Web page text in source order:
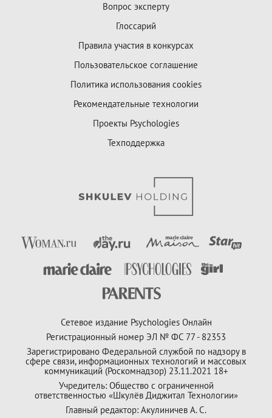
Вопрос эксперту
Глоссарий
Правила участия в конкурсах
Пользовательское соглашение
Политика использования cookies
Рекомендательные технологии
Проекты Psychologies
Техподдержка
Сетевое издание Psychologies Онлайн
Регистрационный номер ЭЛ № ФС 77 - 82353
Зарегистрировано Федеральной службой по надзору в
сфере связи, информационных технологий и массовых
коммуникаций (Роскомнадзор) 23.11.2021 18+
Учредитель: Общество с ограниченной
ответственностью «Шкулёв Диджитал Технологии»
Главный редактор: Акулиничев А. С.